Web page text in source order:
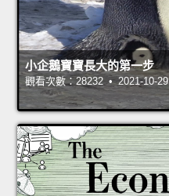
小企鵝寶寶長大的第一步
觀看次數：28232 • 2021-10-29